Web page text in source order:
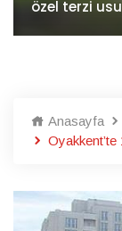
İv Kandilli'de
Anasayfa